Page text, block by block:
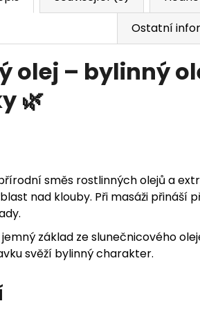
Ostatní
olej – bylinný
🌿
směs rostlinných olejů a
nad klouby. Při masáži
základ ze slunečnicového
svěží bylinný charakter.